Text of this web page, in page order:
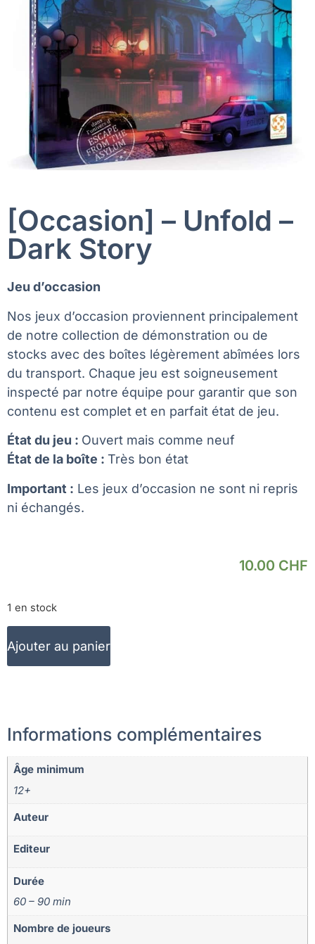
[Occasion] – Unfold –
Dark Story
Jeu d’occasion
Nos jeux d’occasion proviennent principalement
de notre collection de démonstration ou de
stocks avec des boîtes légèrement abîmées lors
du transport. Chaque jeu est soigneusement
inspecté par notre équipe pour garantir que son
contenu est complet et en parfait état de jeu.
État du jeu : Ouvert mais comme neuf
État de la boîte : Très bon état
Important : Les jeux d’occasion ne sont ni repris
ni échangés.
10.00 CHF
1 en stock
Ajouter au panier
Informations complémentaires
Âge minimum
12+
Auteur
Editeur
Durée
60 – 90 min
Nombre de joueurs